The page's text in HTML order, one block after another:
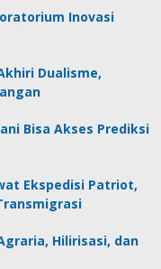
Inovasi
Dualisme,
Bisa Akses Prediksi
Ekspedisi Patriot,
Hilirisasi, dan